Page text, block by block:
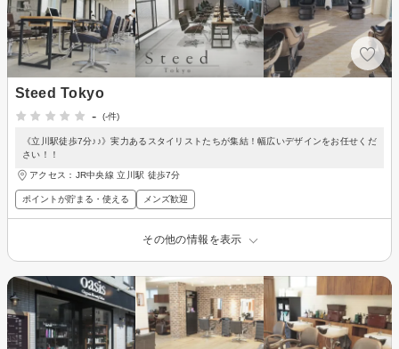
Steed Tokyo
-
(-件)
《立川駅徒歩7分♪♪》実力あるスタイリストたちが集結！幅広いデザインをお任せくだ
さい！！
アクセス：JR中央線 立川駅 徒歩7分
ポイントが貯まる・使える メンズ歓迎
その他の情報を表示